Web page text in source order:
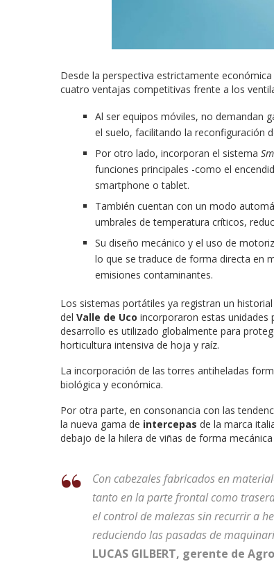
Desde la perspectiva estrictamente
cuatro ventajas competitivas frente a los
Al ser equipos móviles, no demandan
el suelo, facilitando la reconfiguración
Por otro lado, incorporan el sistema
funciones principales -como el
smartphone o tablet.
También cuentan con un modo
umbrales de temperatura críticos,
Su diseño mecánico y el uso de
lo que se traduce de forma directa en
emisiones contaminantes.
Los sistemas portátiles ya registran un
del Valle de Uco incorporaron estas unidades
desarrollo es utilizado globalmente para
horticultura intensiva de hoja y raíz.
La incorporación de las torres antiheladas
biológica y económica.
Por otra parte, en consonancia con las
la nueva gama de intercepas de la marca
debajo de la hilera de viñas de forma
Con cabezales fabricados en
tanto en la parte frontal como
el control de malezas sin recurrir a
reduciendo las pasadas de
LUCAS GILBERT, gerente de